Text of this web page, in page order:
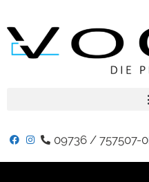
09736 / 757507-0